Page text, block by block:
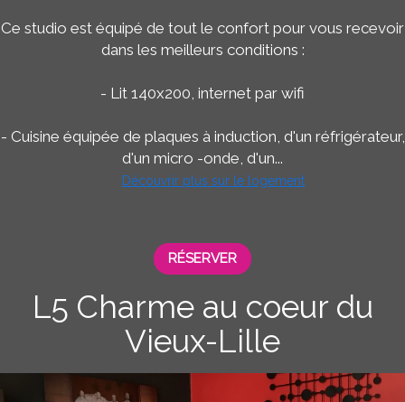
Ce studio est équipé de tout le confort pour vous recevoir
dans les meilleurs conditions :
- Lit 140x200, internet par wifi
- Cuisine équipée de plaques à induction, d'un réfrigérateur,
d'un micro -onde, d'un...
Découvrir plus sur le logement
RÉSERVER
L5 Charme au coeur du
Vieux-Lille